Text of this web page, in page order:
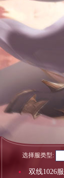
选择服类型:
双线1026服